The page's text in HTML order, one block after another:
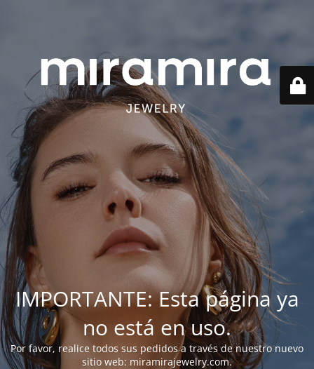
IMPORTANTE: Esta página ya
no está en uso.
Por favor, realice todos sus pedidos a través de nuestro nuevo
sitio web: miramirajewelry.com.